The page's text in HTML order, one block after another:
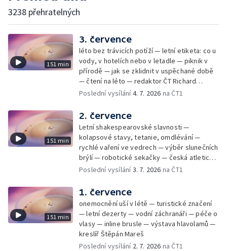
3238 přehratelných
151 min
3. července
léto bez trávicích potíží — letní etiketa: co u
vody, v hotelích nebo v letadle — piknik v
přírodě — jak se zklidnit v uspěchané době
— čtení na léto — redaktor ČT Richard
Samko
Poslední vysílání4. 7. 2026 na ČT1
151 min
2. července
Letní shakespearovské slavnosti —
kolapsové stavy, tetanie, omdlévání —
rychlé vaření ve vedrech — výběr slunečních
brýlí — robotické sekačky — česká atletická
rekordmanka — psí seriál: výmarský
Poslední vysílání3. 7. 2026 na ČT1
151 min
1. července
onemocnění uší v létě — turistické značení
— letní dezerty — vodní záchranáři — péče o
vlasy — inline brusle — výstava hlavolamů —
kreslíř Štěpán Mareš
Poslední vysílání 2. 7. 2026 na ČT1